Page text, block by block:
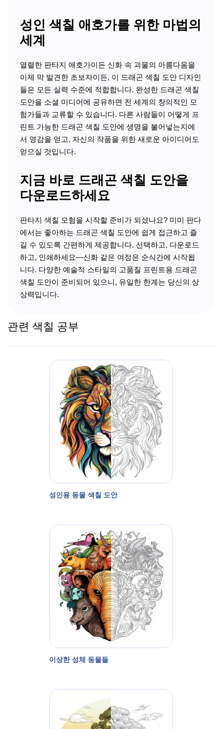
성인 색칠 애호가를 위한 마법의
세계
열렬한 판타지 애호가이든 신화 속 괴물의 아름다움을
이제 막 발견한 초보자이든, 이 드래곤 색칠 도안 디자인
들은 모든 실력 수준에 적합합니다. 완성한 드래곤 색칠
도안을 소셜 미디어에 공유하면 전 세계의 창의적인 모
험가들과 교류할 수 있습니다. 다른 사람들이 어떻게 프
린트 가능한 드래곤 색칠 도안에 생명을 불어넣는지에
서 영감을 얻고, 자신의 작품을 위한 새로운 아이디어도
얻으실 것입니다.
지금 바로 드래곤 색칠 도안을
다운로드하세요
판타지 색칠 모험을 시작할 준비가 되셨나요? 미미 판다
에서는 좋아하는 드래곤 색칠 도안에 쉽게 접근하고 즐
길 수 있도록 간편하게 제공합니다. 선택하고, 다운로드
하고, 인쇄하세요—신화 같은 여정은 순식간에 시작됩
니다. 다양한 예술적 스타일의 고품질 프린트용 드래곤
색칠 도안이 준비되어 있으니, 유일한 한계는 당신의 상
상력입니다.
관련 색칠 공부
성인용 동물 색칠 도안
이상한 성체 동물들